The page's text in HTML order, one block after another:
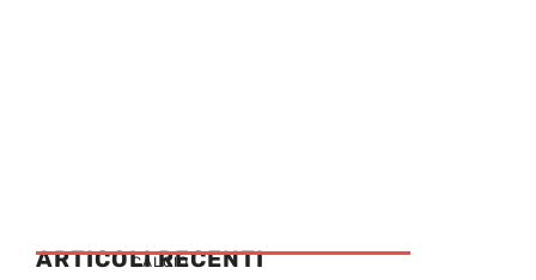
ARTICOLI RECENTI
CALCIO